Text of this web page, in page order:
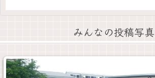
みんなの投稿写真